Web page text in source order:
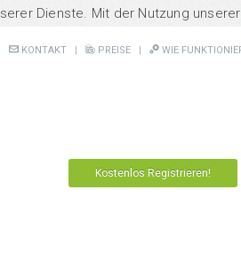
Dienste. Mit der Nutzung
KONTAKT | PREISE | WIE
Kostenlos Registrieren!